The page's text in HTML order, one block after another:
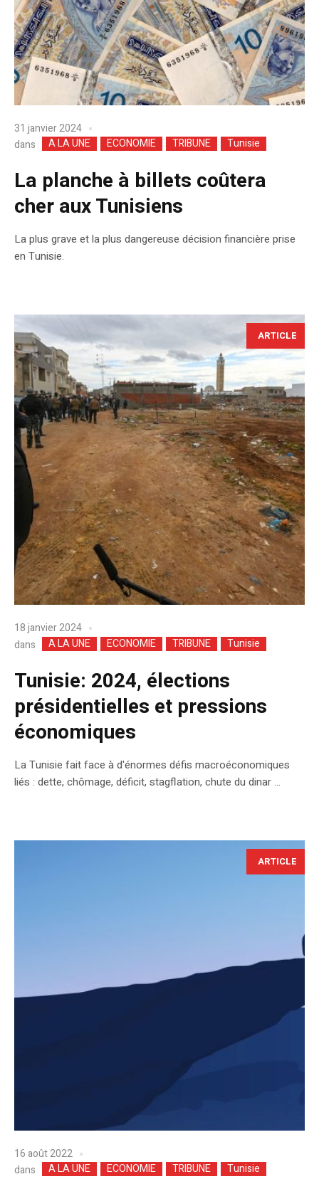
31 janvier 2024
dans
A LA UNE ECONOMIE TRIBUNE Tunisie
La planche à billets coûtera
cher aux Tunisiens
La plus grave et la plus dangereuse décision financière prise
en Tunisie.
ARTICLE
18 janvier 2024
dans
A LA UNE ECONOMIE TRIBUNE Tunisie
Tunisie: 2024, élections
présidentielles et pressions
économiques
La Tunisie fait face à d'énormes défis macroéconomiques
liés : dette, chômage, déficit, stagflation, chute du dinar …
ARTICLE
16 août 2022
dans
A LA UNE ECONOMIE TRIBUNE Tunisie